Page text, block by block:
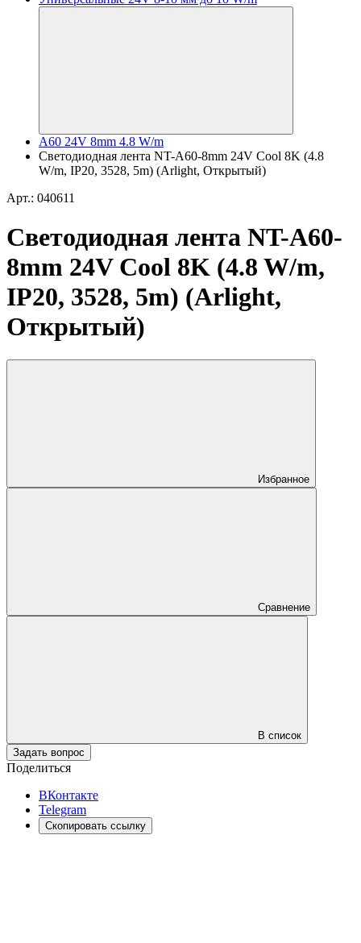
A60 24V 8mm 4.8 W/m
Светодиодная лента NT-A60-8mm 24V Cool 8K (4.8
W/m, IP20, 3528, 5m) (Arlight, Открытый)
Арт.: 040611
Светодиодная лента NT-A60-
8mm 24V Cool 8K (4.8 W/m,
IP20, 3528, 5m) (Arlight,
Открытый)
Избранное
Сравнение
В список
Задать вопрос
Поделиться
ВКонтакте
Telegram
Скопировать ссылку